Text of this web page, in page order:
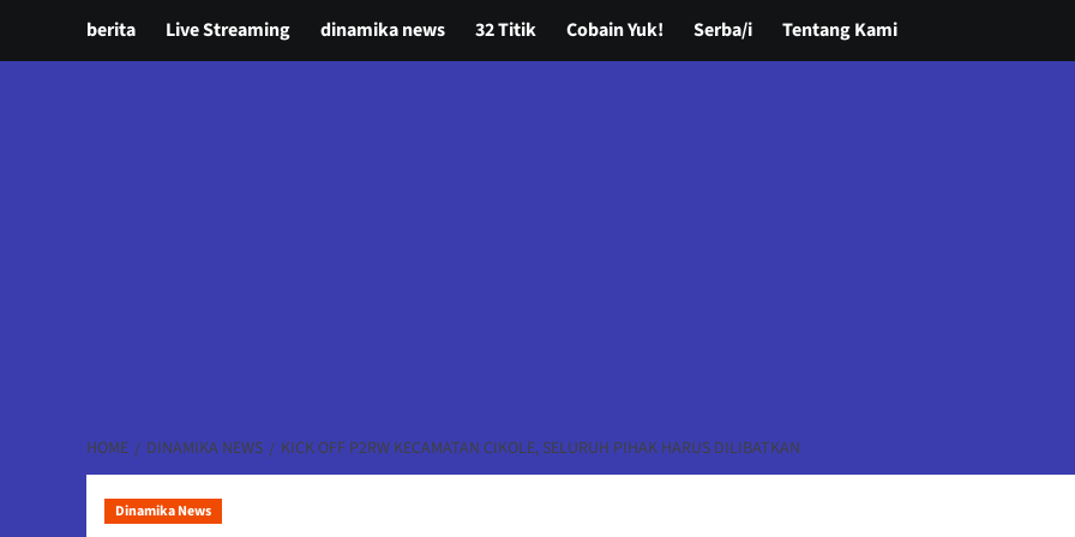
berita Live Streaming dinamika news 32 Titik Cobain Yuk! Serba/i Tentang Kami
HOME DINAMIKA NEWS KICK OFF P2RW KECAMATAN CIKOLE, SELURUH PIHAK HARUS DILIBATKAN
Dinamika News